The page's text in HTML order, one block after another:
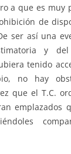
a que es muy
de
ser así una
y
tenido
no hay
que el T.C.
emplazados